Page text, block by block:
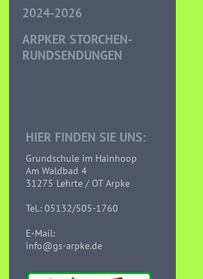
2024-2026
ARPKER STORCHEN-
RUNDSENDUNGEN
HIER FINDEN SIE UNS:
Grundschule im Hainhoop
Am Waldbad 4
31275 Lehrte / OT Arpke
Tel.: 05132/505-1760
E-Mail:
info@gs-arpke.de